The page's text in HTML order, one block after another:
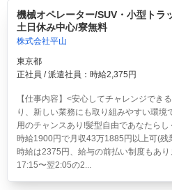
機械オペレーター/SUV・小型トラ
土日休み中心/寮無料
株式会社平山
東京都
正社員 / 派遣社員：時給2,375円
【仕事内容】<安心してチャレンジでき
り、新しい業務にも取り組みやすい環境
用のチャンスあり!髪型自由であなたらし
時給1900円で月収43万1885円以上可(残
時給は2375円、給与の前払い制度もあ
17:15〜翌2:05の2...